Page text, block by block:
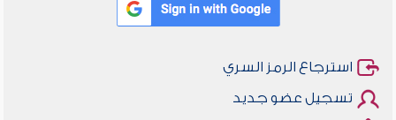
استرجاع الرمز السري
تسجيل عضو جديد